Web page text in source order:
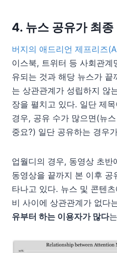
4. 뉴스 공유가 최
버지의 애드리언 제프리즈
이스북, 트위터 등 사회관계
유되는 것과 해당 뉴스가 끝
는 상관관계가 성립하지 않
장을 펼치고 있다. 일단 제
경우, 공유 수가 많으면(뉴
중요?) 일단 공유하는 경우
업월디의 경우, 동영상 초반
동영상을 끝까지 본 이후
타나고 있다. 뉴스 및 콘텐
비 사이에 상관관계가 없다
유부터 하는 이용자가 많다